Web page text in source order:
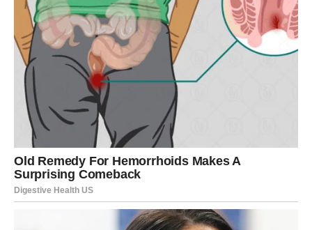
LJUBAV – MIR DOLAZI ZAJEDNO
SA USPJEHOM
Kada je ljubav u pitanju, pred vama je mnogo ljepši period
nego ranije.
Konačno ćete imati manje stresa i više energije za sebe i
ljude koje volite.
Ako ste slobodne, moguće je poznanstvo sa osobom koja
će vas osvojiti pažnjom, nježnošću i iskrenim emocijama.